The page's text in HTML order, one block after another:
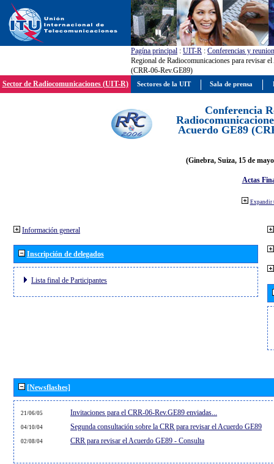
Pagína principal : UIT-R : Conferencias y
Regional de Radiocomunicaciones para revisar
(CRR-06-Rev.GE89)
Sector de Radiocomunicaciones (UIT-R)
Conferencia
Acuerdo GE89
(Ginebra, Suiza, 15 de
Actas
Expandir
Información general
Inscripción de delegados
Lista final de Participantes
[Newsflashes]
21/06/05 Invitaciones para el CRR-06-Rev.GE89 enviadas...
04/10/04 Segunda consultación sobre la CRR para revisar el Acuerdo GE89
02/08/04 CRR para revisar el Acuerdo GE89 - Consulta
Sectores de la UIT Sala de prensa